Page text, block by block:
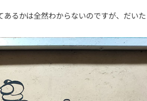
るかは全然わからないのですが、だいた